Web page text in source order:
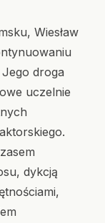
Wiesław
droga
uczelnie
dykcją